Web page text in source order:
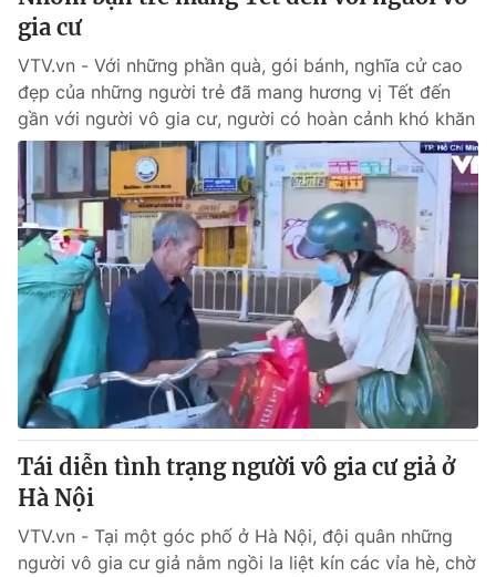
Ðiện thoại Thời báo VTV:
toasoan@vtv.vn
Liên hệ quảng cáo: 024-7300.7108
® Cấm sao chép dưới mọi hình thức nếu không có sự chấp
thuận bằng văn bản. Ghi rõ nguồn VTV.vn khi phát hành lại
thông tin từ website này.
gia cư
VTV.vn - Với những phần quà, gói bánh, nghĩa cử cao
đẹp của những người trẻ đã mang hương vị Tết đến
gần với người vô gia cư, người có hoàn cảnh khó khăn
Tái diễn tình trạng người vô gia cư giả ở
Hà Nội
VTV.vn - Tại một góc phố ở Hà Nội, đội quân những
người vô gia cư giả nằm ngồi la liệt kín các vỉa hè, chờ